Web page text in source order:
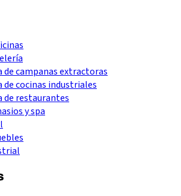
de campanas extractoras
de cocinas industriales
de restaurantes
y spa